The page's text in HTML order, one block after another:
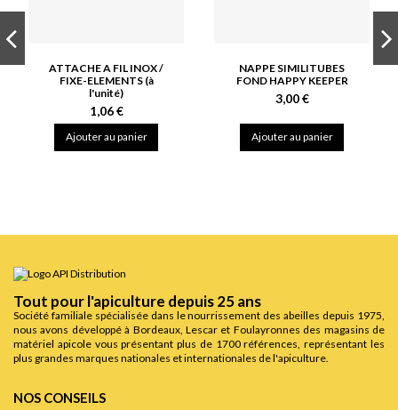
ATTACHE A FIL INOX /
FIXE-ELEMENTS (à
l'unité)
1,06 €
Ajouter au panier
NAPPE SIMILITUBES
FOND HAPPY KEEPER
3,00 €
Ajouter au panier
Tout pour l'apiculture depuis 25 ans
Société familiale spécialisée dans le nourrissement des abeilles depuis 1975,
nous avons développé à Bordeaux, Lescar et Foulayronnes des magasins de
matériel apicole vous présentant plus de 1700 références, représentant les
plus grandes marques nationales et internationales de l'apiculture.
NOS CONSEILS